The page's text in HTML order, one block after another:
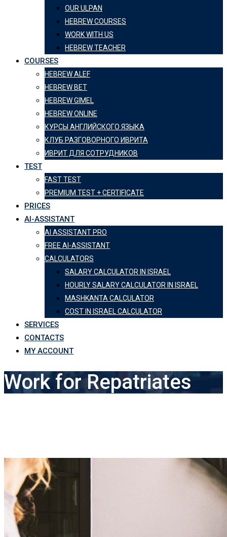
OUR ULPAN
HEBREW COURSES
WORK WITH US
HEBREW TEACHER
COURSES
HEBREW ALEF
HEBREW BET
HEBREW GIMEL
HEBREW ONLINE
КУРСЫ АНГЛИЙСКОГО ЯЗЫКА
КЛУБ РАЗГОВОРНОГО ИВРИТА
ИВРИТ ДЛЯ СОТРУДНИКОВ
TEST
FAST TEST
PREMIUM TEST + CERTIFICATE
PRICES
AI-ASSISTANT
AI ASSISTANT PRO
FREE AI-ASSISTANT
CALCULATORS
SALARY CALCULATOR IN ISRAEL
HOURLY SALARY CALCULATOR IN ISRAEL
MASHKANTA CALCULATOR
COST IN ISRAEL CALCULATOR
SERVICES
CONTACTS
MY ACCOUNT
Work for Repatriates